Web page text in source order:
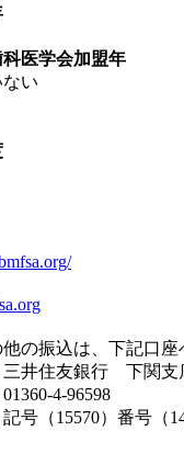
医学会加盟年
い
込は、下記口座へ
友銀行 下関支店
4-96598
15570）番号（